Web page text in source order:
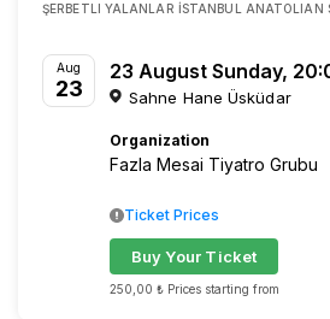
ŞERBETLI YALANLAR İSTANBUL ANATOLIAN
Aug
23
23 August Sunday,
Sahne Hane Üsküdar
Organization
Fazla Mesai Tiyatro Grubu
250,00 ₺ Prices starting from
Buy Your Ticket
Ticket Prices